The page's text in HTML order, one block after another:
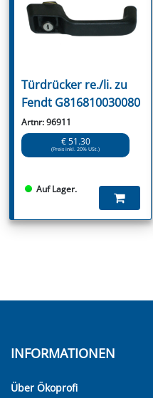
Türdrücker re./li. zu
Fendt G816810030080
Artnr: 96911
€ 51.30
(Preis inkl. 20% USt.)
Auf Lager.
INFORMATIONEN
Über Ökoprofi